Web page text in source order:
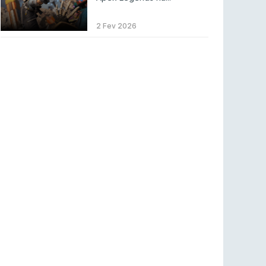
Betclic renova parceria com a RTP Arena para
a época 2026/27
2 Fev 2026